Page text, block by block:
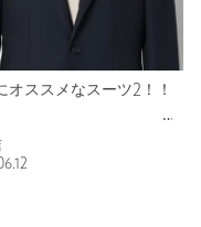
オススメなスーツ2！！